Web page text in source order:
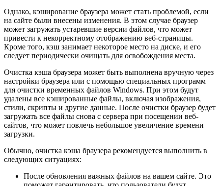
Однако, кэширование браузера может стать проблемой, если
на сайте были внесены изменения. В этом случае браузер
может загружать устаревшие версии файлов, что может
привести к некорректному отображению веб-страницы.
Кроме того, кэш занимает некоторое место на диске, и его
следует периодически очищать для освобождения места.
Очистка кэша браузера может быть выполнена вручную через
настройки браузера или с помощью специальных программ
для очистки временных файлов Windows. При этом будут
удалены все кэшированные файлы, включая изображения,
стили, скрипты и другие данные. После очистки браузер будет
загружать все файлы снова с сервера при посещении веб-
сайтов, что может повлечь небольшое увеличение времени
загрузки.
Обычно, очистка кэша браузера рекомендуется выполнить в
следующих ситуациях:
После обновления важных файлов на вашем сайте. Это